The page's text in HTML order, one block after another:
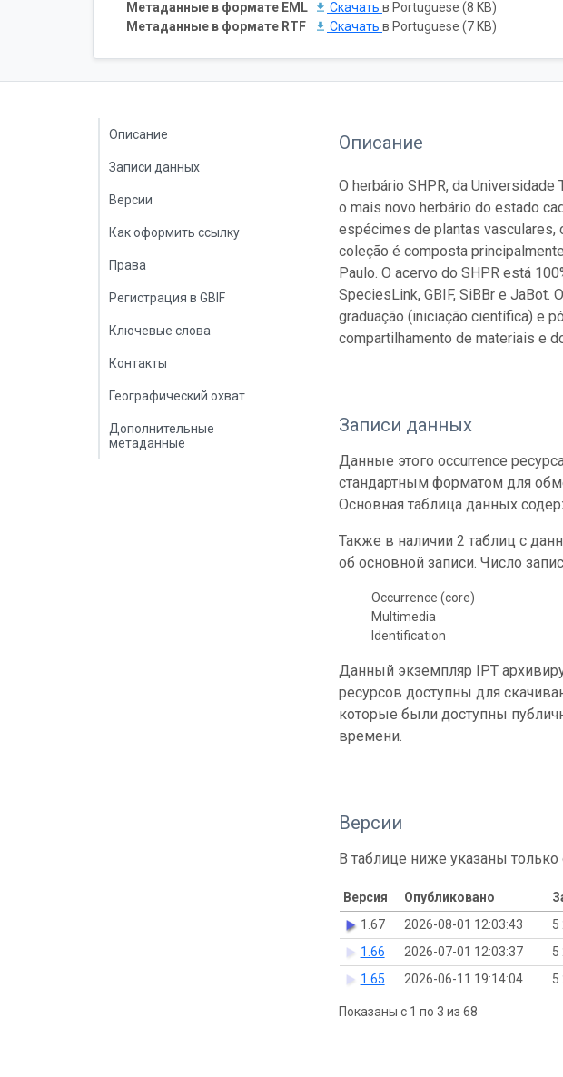
Метаданные в формате EML
Скачать в Portuguese (8 KB)
Метаданные в формате RTF
Скачать в Portuguese (7 KB)
Описание
Записи данных
Версии
Как оформить ссылку
Права
Регистрация в GBIF
Ключевые слова
Контакты
Географический охват
Дополнительные
метаданные
Описание
O herbário SHPR, da
o mais novo herbário do estado
espécimes de plantas vasculares,
coleção é composta
Paulo. O acervo do SHPR está
SpeciesLink, GBIF, SiBBr e
graduação (iniciação científica) e
compartilhamento de materiais e
Записи данных
Данные этого occurrence
стандартным форматом для
Основная таблица данных
Также в наличии 2 таблиц с
об основной записи. Число
Occurrence (core)
Multimedia
Identification
Данный экземпляр IPT
ресурсов доступны для
которые были доступны
времени.
Версии
В таблице ниже указаны
Версия Опубликовано
1.67
2026-08-01 12:03:43 5
1.66
2026-07-01 12:03:37 5
1.65
2026-06-11 19:14:04 5
Показаны с 1 по 3 из 68